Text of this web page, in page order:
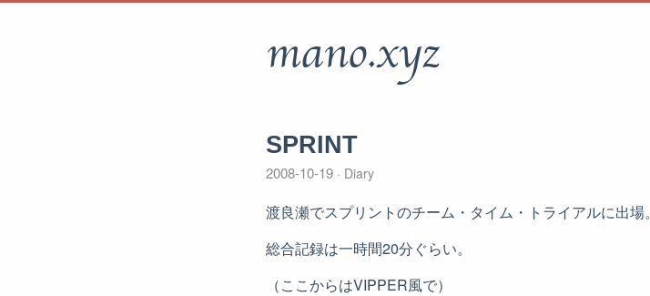
mano.xyz
SPRINT
2008-10-19 Diary
渡良瀬でスプリントのチーム・タイム・トライアルに出場。
総合記録は一時間20分ぐらい。
（ここからはVIPPER風で）